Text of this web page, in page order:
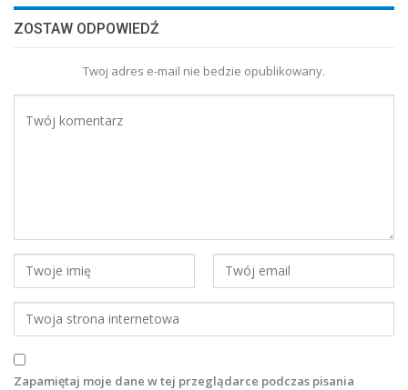
ZOSTAW ODPOWIEDŹ
Twoj adres e-mail nie bedzie opublikowany.
Zapamiętaj moje dane w tej przeglądarce podczas pisania